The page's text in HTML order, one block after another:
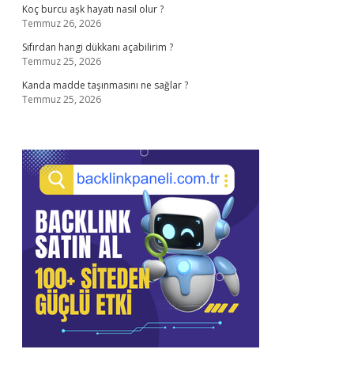
Koç burcu aşk hayatı nasıl olur ?
Temmuz 26, 2026
Sıfırdan hangi dükkanı açabilirim ?
Temmuz 25, 2026
Kanda madde taşınmasını ne sağlar ?
Temmuz 25, 2026